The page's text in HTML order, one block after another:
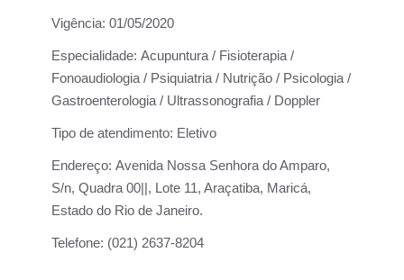
Vigência: 01/05/2020
Especialidade: Acupuntura / Fisioterapia /
Fonoaudiologia / Psiquiatria / Nutrição / Psicologia /
Gastroenterologia / Ultrassonografia / Doppler
Tipo de atendimento: Eletivo
Endereço: Avenida Nossa Senhora do Amparo,
S/n, Quadra 00||, Lote 11, Araçatiba, Maricá,
Estado do Rio de Janeiro.
Telefone: (021) 2637-8204